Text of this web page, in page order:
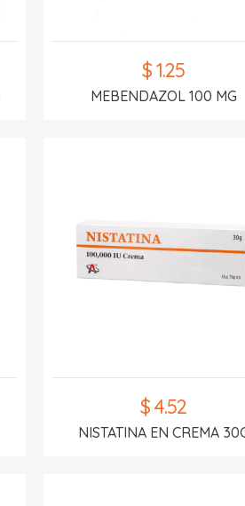
$ 1.25
MEBENDAZOL 100 MG
$ 4.52
NISTATINA EN CREMA